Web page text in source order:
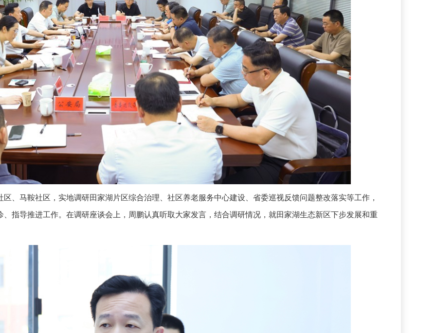
马鞍社区，实地调研田家湖片区综合治理、社区养老服务中心建设、省委巡视反馈问题整改落实等工作，
指导推进工作。在调研座谈会上，周鹏认真听取大家发言，结合调研情况，就田家湖生态新区下步发展和重